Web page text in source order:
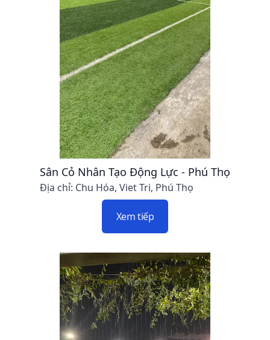
Sân Cỏ Nhân Tạo Động Lực - Phú Thọ
Địa chỉ: Chu Hóa, Viet Tri, Phú Thọ
Xem tiếp